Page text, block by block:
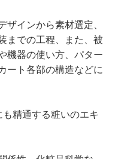
ザインから素材選定、
までの工程、また、被
機器の使い方、パター
ート各部の構造などに
精通する粧いのエキ